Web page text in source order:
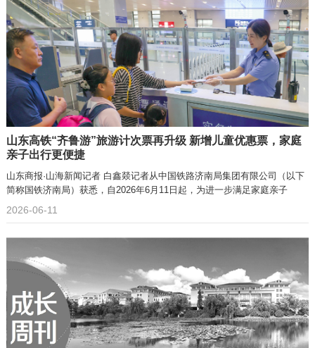
山东高铁“齐鲁游”旅游计次票再升级 新增儿童优惠票，家庭
亲子出行更便捷
山东商报·山海新闻记者 白鑫燚记者从中国铁路济南局集团有限公司（以下
简称国铁济南局）获悉，自2026年6月11日起，为进一步满足家庭亲子
2026-06-11